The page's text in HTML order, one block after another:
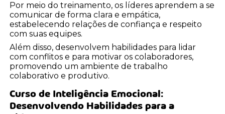
Por meio do treinamento, os líderes aprendem a se
comunicar de forma clara e empática,
estabelecendo relações de confiança e respeito
com suas equipes.
Além disso, desenvolvem habilidades para lidar
com conflitos e para motivar os colaboradores,
promovendo um ambiente de trabalho
colaborativo e produtivo.
Curso de Inteligência Emocional:
Desenvolvendo Habilidades para a